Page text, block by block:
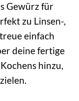
Gewürz für
zu Linsen-,
einfach
deine fertige
hinzu,